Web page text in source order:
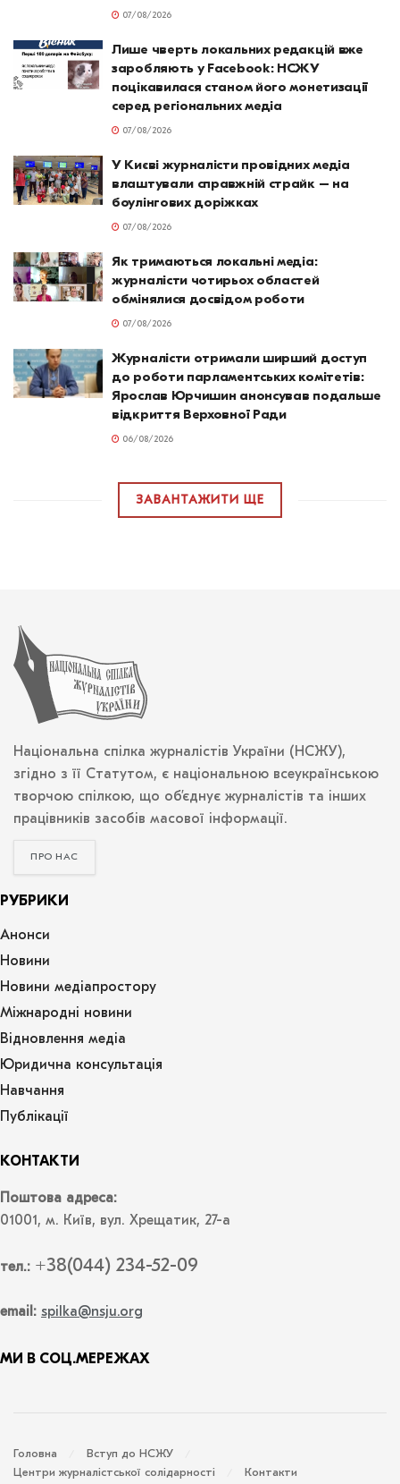
07/08/2026
Лише чверть локальних редакцій вже
заробляють у Facebook: НСЖУ
поцікавилася станом його монетизації
серед регіональних медіа
07/08/2026
У Києві журналісти провідних медіа
влаштували справжній страйк – на
боулінгових доріжках
07/08/2026
Як тримаються локальні медіа:
журналісти чотирьох областей
обмінялися досвідом роботи
07/08/2026
Журналісти отримали ширший доступ
до роботи парламентських комітетів:
Ярослав Юрчишин анонсував подальше
відкриття Верховної Ради
06/08/2026
ЗАВАНТАЖИТИ ЩЕ
Національна спілка журналістів України (НСЖУ),
згідно з її Статутом, є національною всеукраїнською
творчою спілкою, що об’єднує журналістів та інших
працівників засобів масової інформації.
ПРО НАС
РУБРИКИ
Анонси
Новини
Новини медіапростору
Міжнародні новини
Відновлення медіа
Юридична консультація
Навчання
Публікації
КОНТАКТИ
Поштова адреса:
01001, м. Київ, вул. Хрещатик, 27-а
тел.: +38(044) 234-52-09
email: spilka@nsju.org
МИ В СОЦ.МЕРЕЖАХ
Головна
Вступ до НСЖУ
Центри журналістської солідарності
Контакти